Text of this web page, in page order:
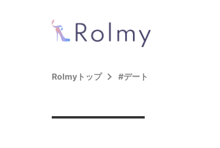
Rolmyトップ #デート